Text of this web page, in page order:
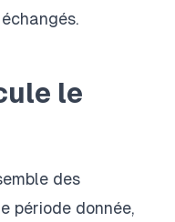
le
des
période donnée,